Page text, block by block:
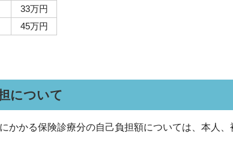
33万円
45万円
について
かかる保険診療分の自己負担額については、本人